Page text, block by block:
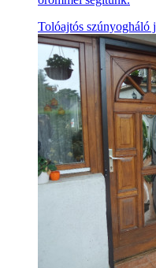
Tolóajtós szúnyogháló